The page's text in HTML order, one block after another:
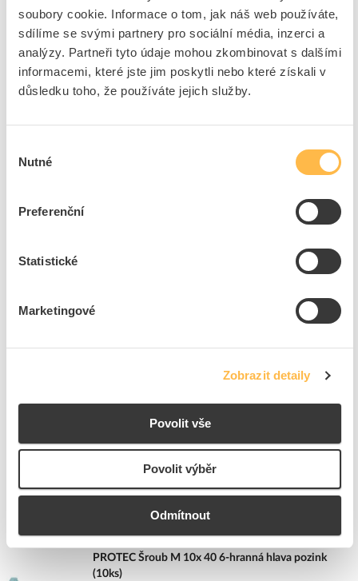
soubory cookie. Informace o tom, jak náš web používáte,
sdílíme se svými partnery pro sociální média, inzerci a
analýzy. Partneři tyto údaje mohou zkombinovat s dalšími
informacemi, které jste jim poskytli nebo které získali v
důsledku toho, že používáte jejich služby.
souhlasu
Nutné
Preferenční
Statistické
Marketingové
Zobrazit detaily
Povolit vše
Povolit výběr
Odmítnout
+10
Tento produkt je v balení po 10 ks
PROTEC Šroub M 10x 30 6-hranná hlava pozink
Značka
do košíku
+10
Tento produkt je v balení po 10 ks
PROTEC Šroub M 10x 40 6-hranná hlava pozink
(10ks)